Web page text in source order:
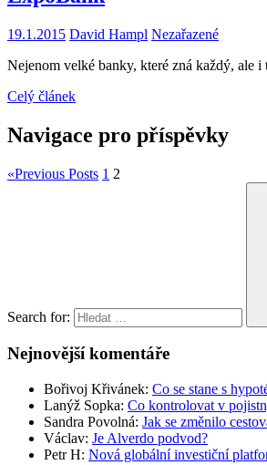
19.1.2015 David Hampl Nezařazené
Nejenom velké banky, které zná každý, ale
Celý článek
Navigace pro příspěvky
«Previous Posts 1 2
Search for:
Nejnovější komentáře
Bořivoj Křivánek: Co se stane s
Lanýž Sopka: Co kontrolovat v
Sandra Povolná: Jak se změnilo
Václav: Je Alverdo podvod?
Petr H: Nová globální investiční